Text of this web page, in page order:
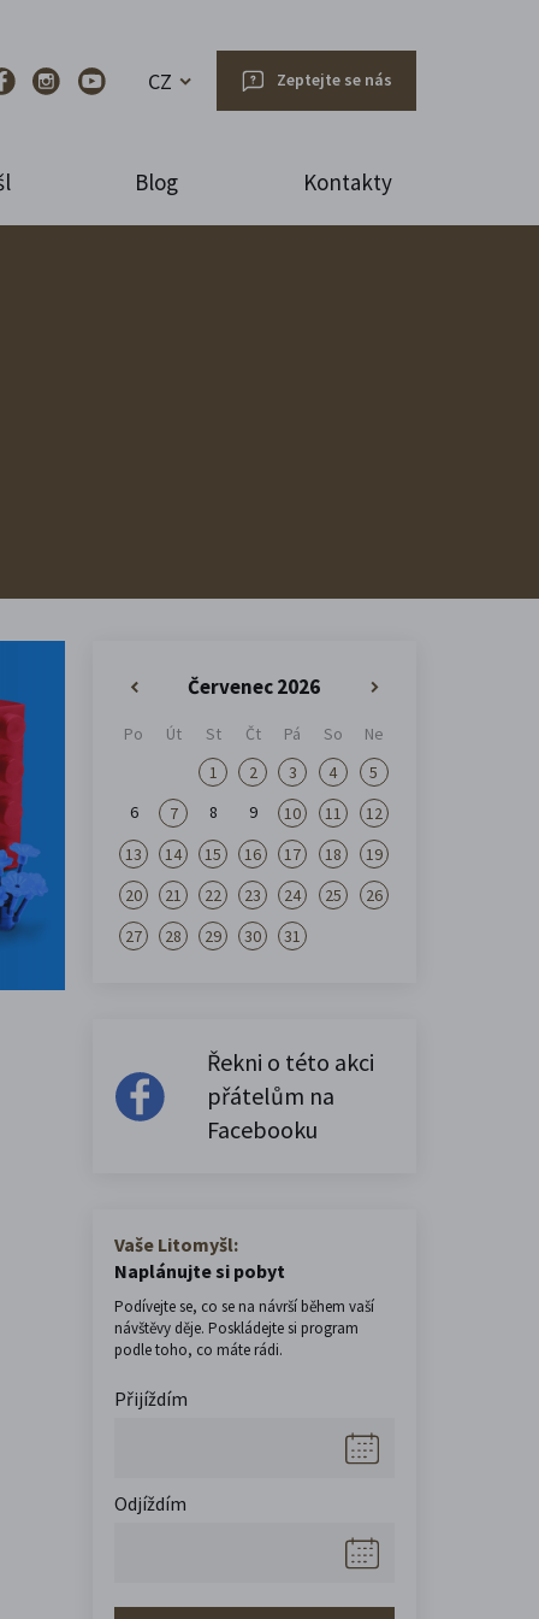
CZ Zeptejte se nás
Blog Kontakty
Červenec 2026
»
Po Út St Čt Pá So
Ne
1
2 3 4
5
6
7 8 9 10 11
12
13
14 15 16 17 18
19
20
21 22 23 24 25
26
27
28 29 30 31
Řekni o této akci
přátelům na
Facebooku
Vaše Litomyšl:
Naplánujte si pobyt
Podívejte se, co se na návrší během vaší
návštěvy děje. Poskládejte si program
podle toho, co máte rádi.
Přijíždím
Odjíždím